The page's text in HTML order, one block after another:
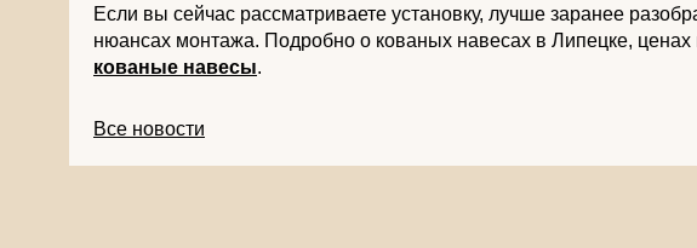
Если вы сейчас рассматриваете установку, лучше заранее
нюансах монтажа. Подробно о кованых навесах в Липецке,
кованые навесы.
Все новости